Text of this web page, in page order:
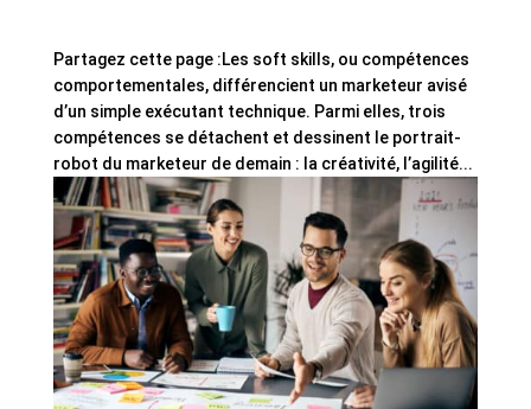
Partagez cette page :Les soft skills, ou compétences
comportementales, différencient un marketeur avisé
d’un simple exécutant technique. Parmi elles, trois
compétences se détachent et dessinent le portrait-
robot du marketeur de demain : la créativité, l’agilité...